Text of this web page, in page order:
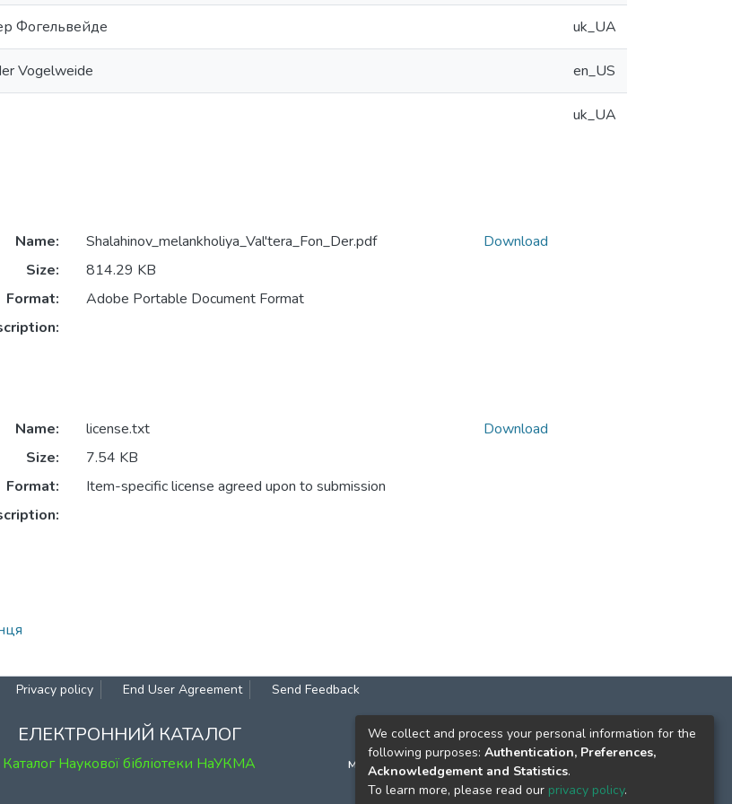
Фогельвейде uk_UA
Vogelweide en_US
uk_UA
Name:
Shalahinov_melankholiya_Val'tera_Fon_Der.pdf
Size:
814.29 KB
Format:
Adobe Portable Document Format
Download
Name:
license.txt
Size:
7.54 KB
Format:
Item-specific license agreed upon to submission
Download
Privacy policy End User Agreement Send Feedback
ЕЛЕКТРОННИЙ КАТАЛОГ
Каталог Наукової бібліотеки НаУКМА
КОНТАКТИ
м. Київ, вул. Григорія Сковороди, 2
к. 1, к. 120
We collect and process your personal information for the
following purposes: Authentication, Preferences,
Acknowledgement and Statistics.
To learn more, please read our privacy policy.